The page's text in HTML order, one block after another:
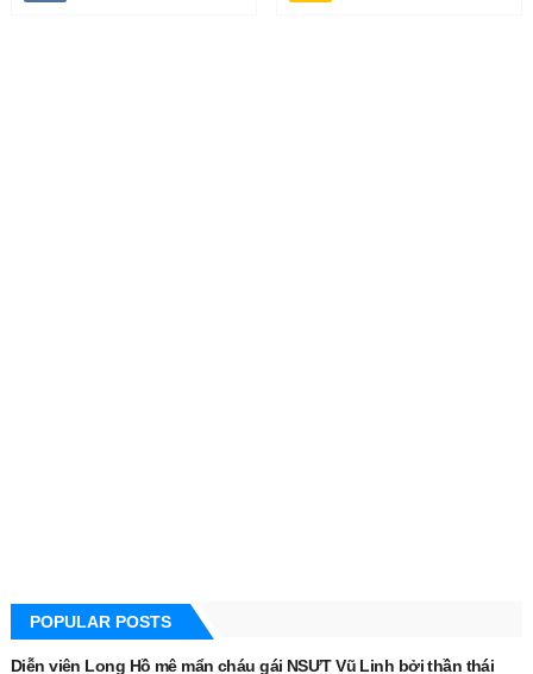
POPULAR POSTS
Diễn viên Long Hồ mê mẩn cháu gái NSƯT Vũ Linh bởi thần thái